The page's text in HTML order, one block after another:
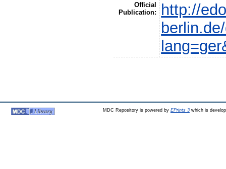
Official
Publication:
http://
MDC Repository is powered by EPrints 3which is